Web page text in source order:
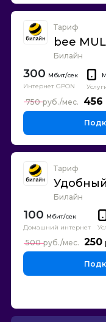
Тариф
bee
Билайн
300
Интернет GPON
456
750
Тариф
Билайн
100
Домашний интернет
250
500